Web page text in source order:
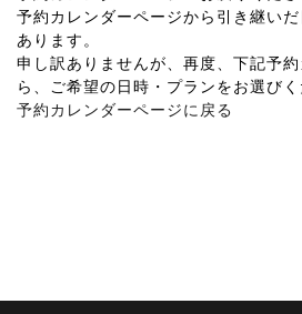
予約カレンダーページから引き継い
あります。
申し訳ありませんが、再度、下記予
ら、ご希望の日時・プランをお選びく
予約カレンダーページに戻る